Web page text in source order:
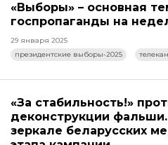
«Выборы» – основная
госпропаганды на
29 января 2025
президентские выборы-2025
«За стабильность!»
деконструкции
зеркале беларусских